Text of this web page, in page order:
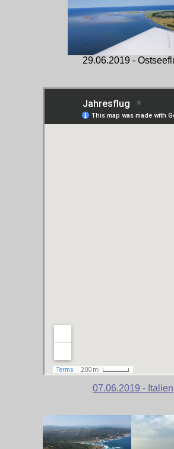
29.06.2019 -
07.06.2019 - Italien